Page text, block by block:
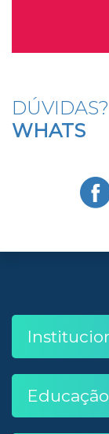
WHATS